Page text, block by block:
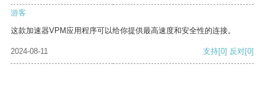
游客
这款加速器VPM应用程序可以给你提供最高速度和安全性的连接。
2024-08-11 支持[0] 反对[0]